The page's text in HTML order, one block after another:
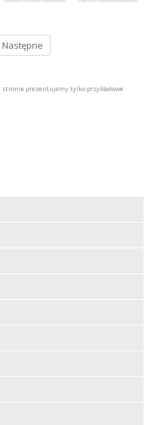
Następne
prezentujemy tylko przykładowe